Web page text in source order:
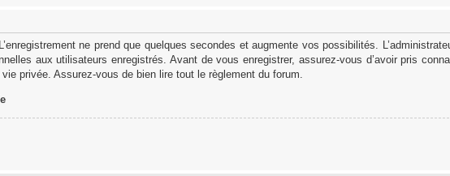
ne prend que quelques secondes et augmente vos possibilités.
aux utilisateurs enregistrés. Avant de vous enregistrer, assurez-vous d’avoir pris
privée. Assurez-vous de bien lire tout le règlement du forum.